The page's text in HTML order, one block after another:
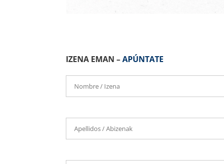
IZENA EMAN –APÚNTATE